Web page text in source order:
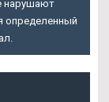
нарушают
определенный